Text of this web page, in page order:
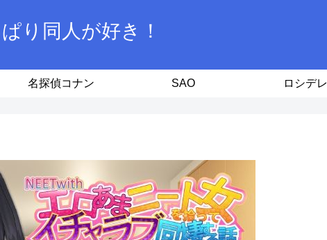
り同人が好き！
名探偵コナン SAO ロシデレ